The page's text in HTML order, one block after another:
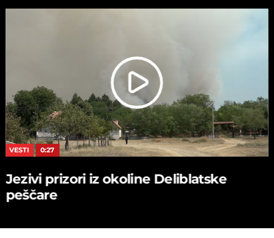
VESTI 0:27
Jezivi prizori iz okoline Deliblatske
peščare